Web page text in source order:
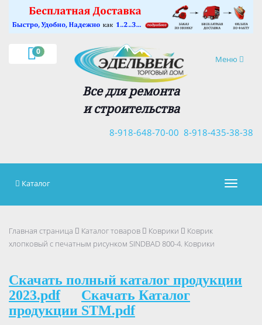
0
Навигация
Меню
Все для ремонта
и строительства
8-918-435-38-38
8-918-648-70-00
×
Каталог
Главная страница Каталог товаров Коврики
Коврик
хлопковый с печатным рисунком SINDBAD 800-4. Коврики
Скачать полный каталог продукции
2023.pdf
Скачать Каталог
продукции STM.pdf